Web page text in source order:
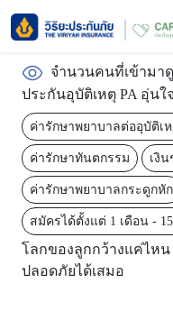
จำนวนคนที่เข้ามา
ประกันอุบัติเหตุ PA อุ่นใ
ค่ารักษาพยาบาลต่ออุบัติเ
ค่ารักษาทันตกรรม เงิ
ค่ารักษาพยาบาลกระดูกหัก
สมัครได้ตั้งแต่ 1 เดือน -
โลกของลูกกว้างแค่ไห
ปลอดภัยได้เสมอ